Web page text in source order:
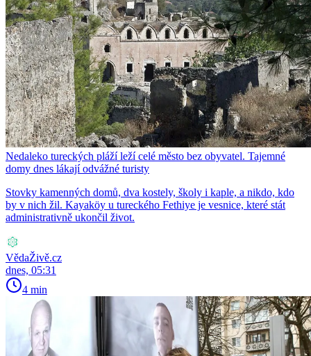
Nedaleko tureckých pláží leží celé město bez obyvatel. Tajemné
domy dnes lákají odvážné turisty
Stovky kamenných domů, dva kostely, školy i kaple, a nikdo, kdo
by v nich žil. Kayaköy u tureckého Fethiye je vesnice, které stát
administrativně ukončil život.
VědaŽivě.cz
dnes, 05:31
4 min